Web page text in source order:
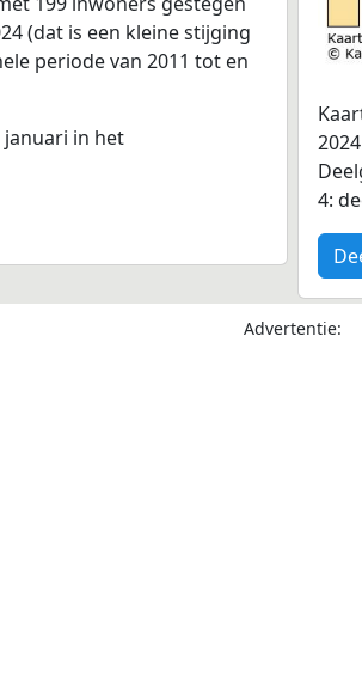
(dat is een kleine stijging
periode van 2011 tot en
januari in het
4:
Advertentie: